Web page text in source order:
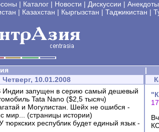
| Каталог | Новости | Дискуссии | Анекдоты
| Казахстан | Кыргызстан | Таджикистан |
|
Четверг, 10.01.2008
Индии запущен в серию самый дешевый
Tata Nano ($2,5 тысяч)
и Могулистан. Шейх не ошибся -
мир... (страницы истории)
республик будет единый язык -